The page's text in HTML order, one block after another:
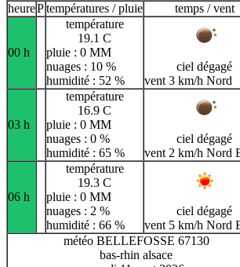
heurePtempératures / pluie temps / vent
00 h
température
19.1 C
pluie : 0 MM
nuages : 10 %
humidité : 52 %
ciel dégagé
vent 3 km/h Nord
03 h
température
16.9 C
pluie : 0 MM
nuages : 0 %
humidité : 65 %
ciel dégagé
vent 2 km/h Nord
06 h
température
19.3 C
pluie : 0 MM
nuages : 2 %
humidité : 66 %
ciel dégagé
vent 5 km/h Nord
météo BELLEFOSSE 67130
bas-rhin alsace